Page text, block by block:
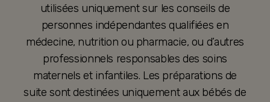
utilisées uniquement sur les conseils de
personnes indépendantes qualifiées en
médecine, nutrition ou pharmacie, ou d’autres
professionnels responsables des soins
maternels et infantiles. Les préparations de
suite sont destinées uniquement aux bébés de